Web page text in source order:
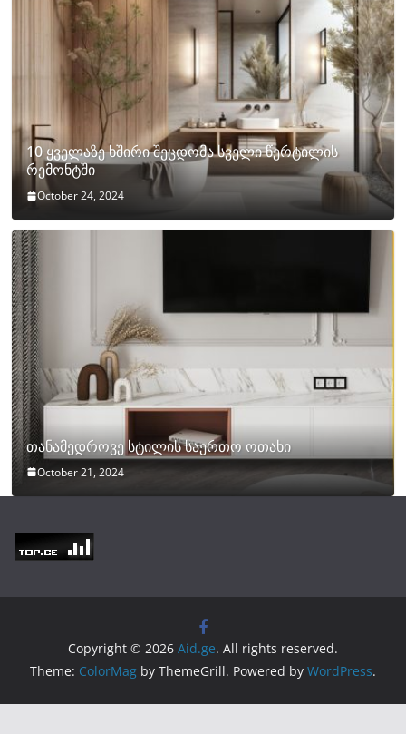
10 ყველაზე ხშირი შეცდომა სველი წერტილის
რემონტში
October 24, 2024
თანამედროვე სტილის საერთო ოთახი
October 21, 2024
Copyright © 2026 Aid.ge. All rights reserved.
Theme: ColorMag by ThemeGrill. Powered by WordPress.